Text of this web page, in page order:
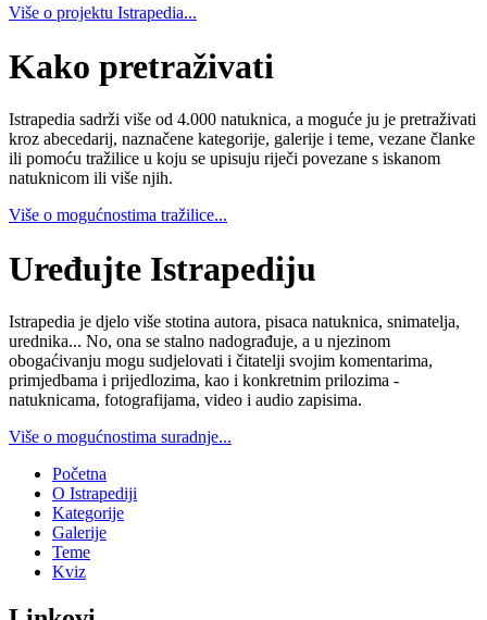
Više o projektu Istrapedia...
Kako pretraživati
Istrapedia sadrži više od 4.000 natuknica, a moguće ju je pretraživati
kroz abecedarij, naznačene kategorije, galerije i teme, vezane članke
ili pomoću tražilice u koju se upisuju riječi povezane s iskanom
natuknicom ili više njih.
Više o mogućnostima tražilice...
Uređujte Istrapediju
Istrapedia je djelo više stotina autora, pisaca natuknica, snimatelja,
urednika... No, ona se stalno nadograđuje, a u njezinom
obogaćivanju mogu sudjelovati i čitatelji svojim komentarima,
primjedbama i prijedlozima, kao i konkretnim prilozima -
natuknicama, fotografijama, video i audio zapisima.
Više o mogućnostima suradnje...
Početna
O Istrapediji
Kategorije
Galerije
Teme
Kviz